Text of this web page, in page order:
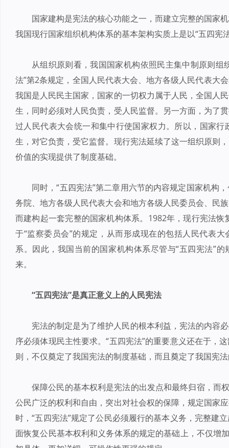
国家建构是宪法的核心功能之一，而建立完整的国家
我国现行国家组织机构体系的基本架构实质上是以“五四宪
从组织原则看，我国国家机构依照民主集中制原则组
法”第2条规定，全国人民代表大会、地方各级人民代表大
我国是人民民主国家，国家的一切权力属于人民，全国人
生，同时必须对人民负责，受人民监督。另一方面，为了
过人民代表大会统一和集中行使国家权力。所以，国家
生，对它负责，受它监督。现行宪法延续了这一组织原则
价值的实现提供了制度基础。
同时，“五四宪法”第二章用六节的内容规定国家机构
务院、地方各级人民代表大会和地方各级人民委员会、民
而建构起一套完整的国家机构体系。1982年，现行宪法
于“监察委员会”的规定，从而形成现在的包括人民代表
系。因此，我国当前的国家机构体系尽管与“五四宪法”
来。
“五四宪法”是真正意义上的人民宪法
宪法的制定是为了维护人民的根本利益，宪法的内容
序必须体现民主性要求。“五四宪法”的重要意义还在于，
则，不仅奠定了我国宪法的制度基础，而且奠定了我国宪
保障公民的基本权利是宪法的出发点和最终归宿，而
公民广泛的权利和自由，突出对社会权的保障，规定国家
时，“五四宪法”规定了公民必须履行的基本义务，完整建
面恢复公民基本权利和义务体系的规定的基础上，不仅增